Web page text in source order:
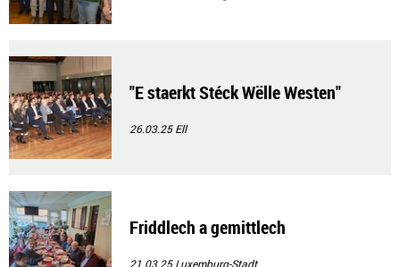
"E staerkt Stéck Wëlle Westen"
26.03.25Ell
Friddlech a gemittlech
21.03.25Luxemburg-Stadt